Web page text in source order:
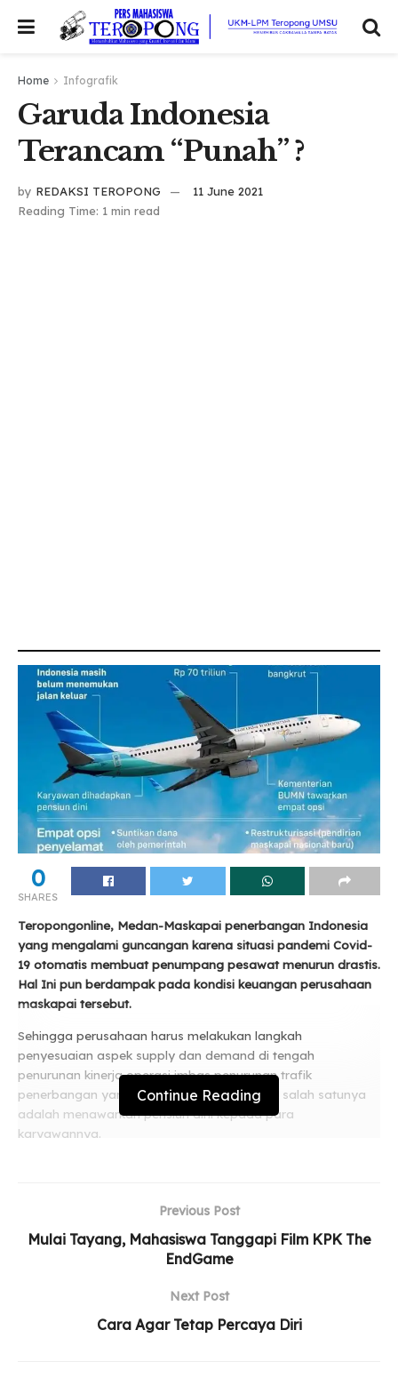
Home Infografik
Garuda Indonesia
Terancam “Punah” ?
by REDAKSI TEROPONG
11 June 2021
Reading Time: 1 min read
0
SHARES
Teropongonline, Medan-Maskapai penerbangan Indonesia
yang mengalami guncangan karena situasi pandemi Covid-
19 otomatis membuat penumpang pesawat menurun drastis.
Hal Ini pun berdampak pada kondisi keuangan perusahaan
maskapai tersebut.
Sehingga perusahaan harus melakukan langkah
penyesuaian aspek supply dan demand di tengah
penurunan kinerja operasi imbas penurunan trafik
penerbangan yang terjadi secara signifikan, salah satunya
adalah menawarkan pensiun dini kepada para
karyawannya.
Mengenal Londo Ireng
Prabowo Resmi Bentuk Universitas Republik
5 Fakta Menarik Tentang Muktamar
Muhammadiyah
Continue Reading
Previous Post
Mulai Tayang, Mahasiswa Tanggapi Film KPK The
EndGame
Next Post
Cara Agar Tetap Percaya Diri